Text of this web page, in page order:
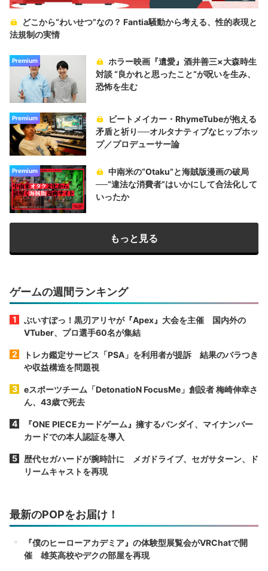
どこから“わいせつ”なの？ Fantia騒動から考える、性的表現と
法規制の実情
Premium
ホラー映画『遺愛』酒井善三×大森時生
対談 “良かれと思ったこと“が呪いを生み、
恐怖を生む
Premium
ビートメイカー・RhymeTubeが抱える
矛盾と祈り──オルタナティブなヒップホッ
プ／プロデューサー論
Premium
中南米の“Otaku”と海賊版漫画の破局
──“違法な消費者”はいかにして合法化して
いったか
もっと見る
ゲームの週間ランキング
ぶいすぽっ！黒刃アリヤが『Apex』大会を主催 国内外の
VTuber、プロ選手60名が集結
トレカ鑑定サービス「PSA」を利用者が提訴 結果のバラつき
や収益構造を問題視
eスポーツチーム「DetonatioN FocusMe」創設者 梅崎伸幸さ
ん、43歳で死去
『ONE PIECEカードゲーム』擁するバンダイ、マイナンバー
カードでの本人認証を導入
歴代セガハードが腕時計に メガドライブ、セガサターン、ド
リームキャストを再現
最新のPOPをお届け！
『僕のヒーローアカデミア』の体験型展覧会がVRChatで開
催 雄英高校やデクの部屋を再現